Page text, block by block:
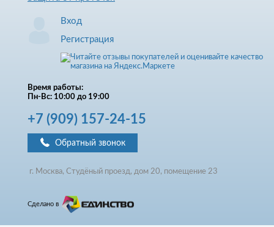
Вход
Регистрация
Время работы:
Пн-Вс: 10:00 до 19:00
+7 (909) 157-24-15
Обратный звонок
г. Москва, Студёный проезд, дом 20, помещение 23
Сделано в